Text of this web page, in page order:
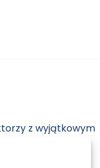
z wyjątkowym